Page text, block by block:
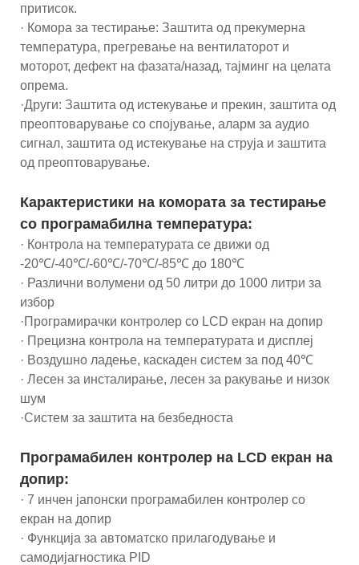
притисок.
· Комора за тестирање: Заштита од прекумерна
температура, прегревање на вентилаторот и
моторот, дефект на фазата/назад, тајминг на целата
опрема.
·Други: Заштита од истекување и прекин, заштита од
преоптоварување со спојување, аларм за аудио
сигнал, заштита од истекување на струја и заштита
од преоптоварување.
Карактеристики на комората за тестирање
со програмабилна температура:
· Контрола на температурата се движи од
-20℃/-40℃/-60℃/-70℃/-85℃ до 180℃
· Различни волумени од 50 литри до 1000 литри за
избор
·Програмирачки контролер со LCD екран на допир
· Прецизна контрола на температурата и дисплеј
· Воздушно ладење, каскаден систем за под 40℃
· Лесен за инсталирање, лесен за ракување и низок
шум
·Систем за заштита на безбедноста
Програмабилен контролер на LCD екран на
допир:
· 7 инчен јапонски програмабилен контролер со
екран на допир
· Функција за автоматско прилагодување и
самодијагностика PID